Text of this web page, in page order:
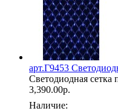
арт.Г9453
Светодиодная сетка
3,390.00р.
Наличие: